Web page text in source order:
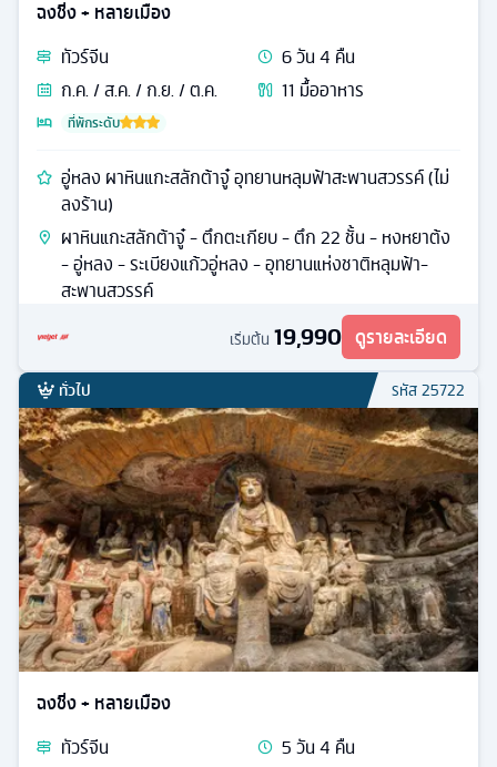
ฉงชิ่ง + หลายเมือง
ทัวร์จีน 6วัน4 คืน
ก.ค. / ส.ค. / ก.ย. / ต.ค.
11 มื้ออาหาร
ที่พักระดับ
อู่หลง ผาหินแกะสลักต้าจู๋ อุทยานหลุมฟ้าสะพานสวรรค์ (ไม่
ลงร้าน)
ผาหินแกะสลักต้าจู๋ - ตึกตะเกียบ - ตึก 22 ชั้น - หงหยาต้ง
- อู่หลง - ระเบียงแก้วอู่หลง - อุทยานแห่งชาติหลุมฟ้า-
สะพานสวรรค์
เริ่มต้น 19,990 ดูรายละเอียด
ทั่วไป รหัส25722
ฉงชิ่ง + หลายเมือง
ทัวร์จีน 5วัน4 คืน